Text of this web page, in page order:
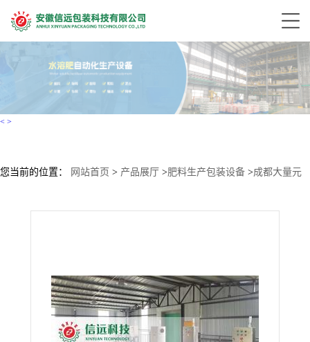
< >
您当前的位置： 网站首页 > 产品展厅 >肥料生产包装设备 >成都大量元